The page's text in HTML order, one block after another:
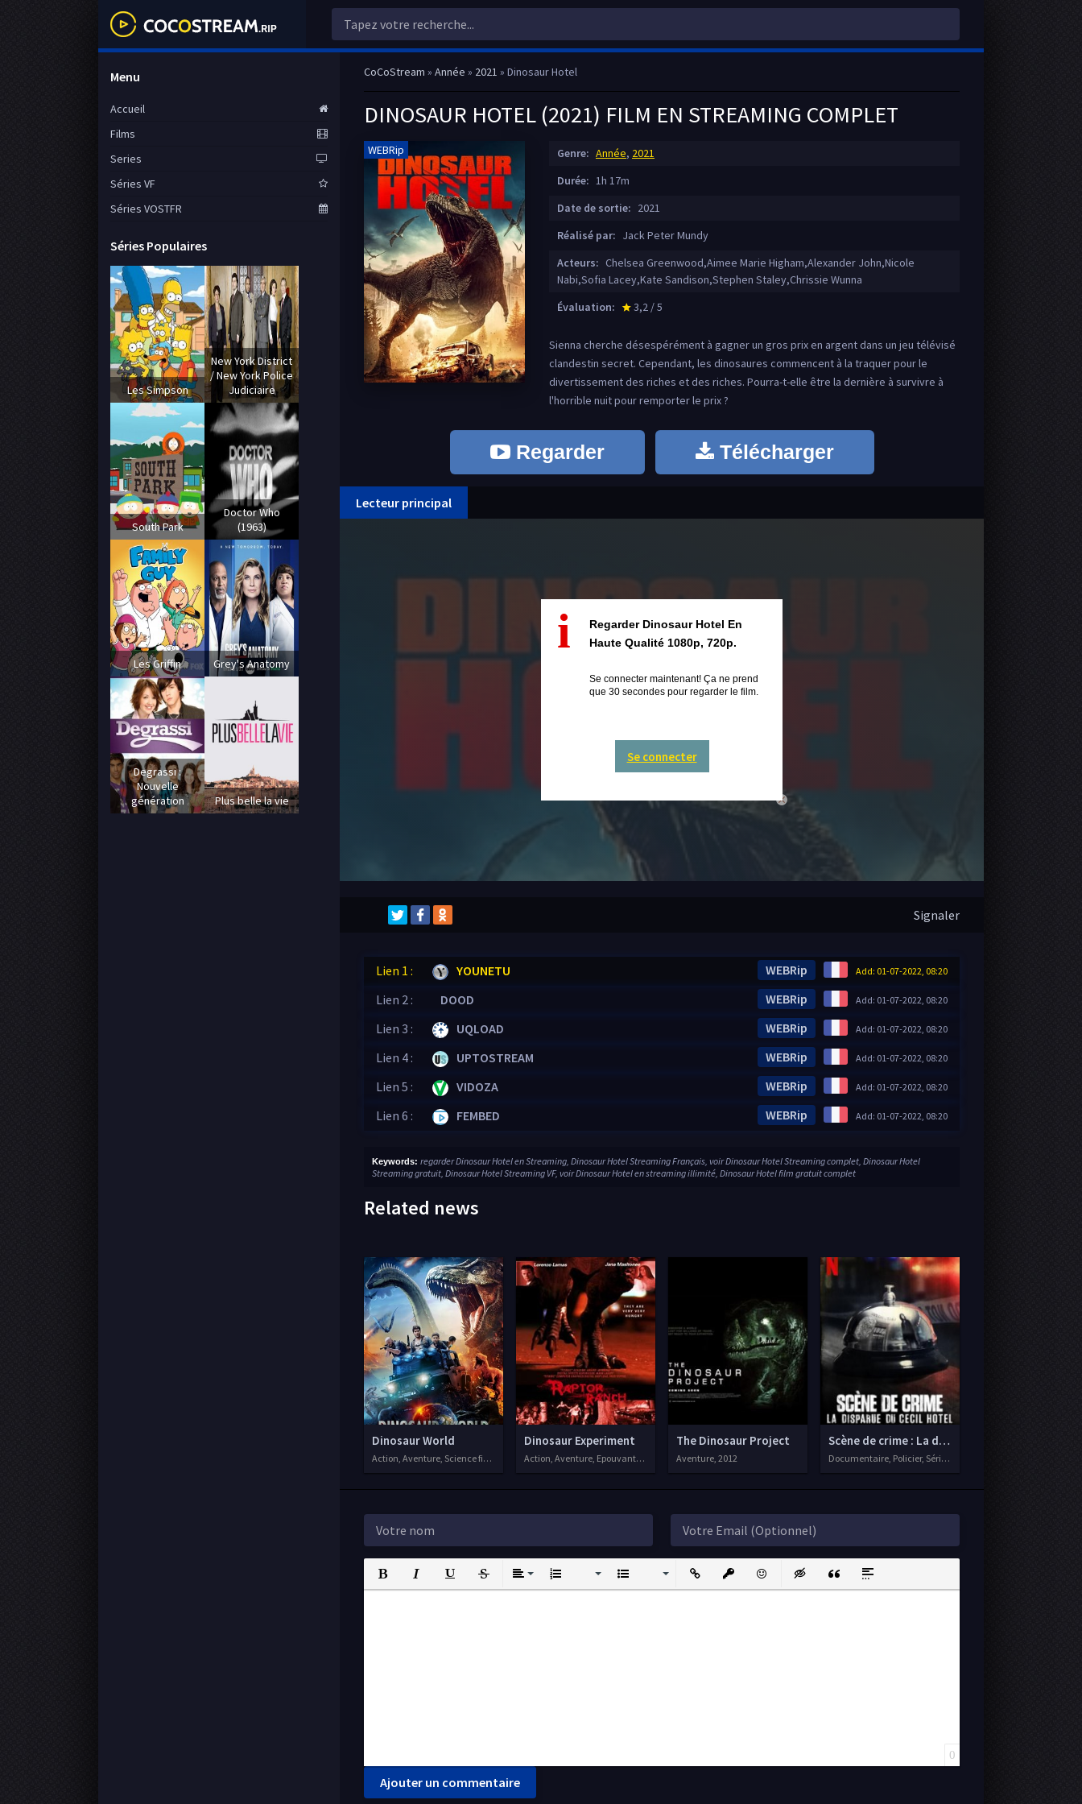
CoCoStream » Année » 2021 » Dinosaur Hotel
DINOSAUR HOTEL (2021) FILM EN STREAMING COMPLET
WEBRip Genre: Année, 2021
Durée: 1h 17m
Date de sortie: 2021
Réalisé par: Jack Peter Mundy
Acteurs: Chelsea Greenwood,Aimee Marie Higham,Alexander John,Nicole
Nabi,Sofia Lacey,Kate Sandison,Stephen Staley,Chrissie Wunna
Évaluation:
star_rate
3,2 / 5
Sienna cherche désespérément à gagner un gros prix en argent dans un jeu télévisé
clandestin secret. Cependant, les dinosaures commencent à la traquer pour le
divertissement des riches et des riches. Pourra-t-elle être la dernière à survivre à
l'horrible nuit pour remporter le prix ?
Regarder Télécharger
Lecteur principal
close
i
Regarder Dinosaur Hotel En
Haute Qualité 1080p, 720p.
Se connecter maintenant! Ça ne prend
que 30 secondes pour regarder le film.
Se connecter
Signaler
Lien 1 : YOUNETU Add: 01-07-2022, 08:20
WEBRip
Lien 2 :
DOOD Add: 01-07-2022, 08:20
WEBRip
Lien 3 :
UQLOAD Add: 01-07-2022, 08:20
WEBRip
Lien 4 :
UPTOSTREAM Add: 01-07-2022, 08:20
WEBRip
Lien 5 :
VIDOZA Add: 01-07-2022, 08:20
WEBRip
Lien 6 :
FEMBED Add: 01-07-2022, 08:20
WEBRip
Keywords: regarder Dinosaur Hotel en Streaming, Dinosaur Hotel Streaming Français, voir Dinosaur Hotel Streaming complet, Dinosaur Hotel
Streaming gratuit, Dinosaur Hotel Streaming VF, voir Dinosaur Hotel en streaming illimité, Dinosaur Hotel film gratuit complet
Related news
Dinosaur World
Action, Aventure, Science fiction
Dinosaur Experiment
Action, Aventure, Epouvante-horreur, 2015
The Dinosaur Project
Aventure, 2012
Scène de crime : La disparue du Cecil Hotel
Documentaire, Policier, Séries VF, 2021
Bold Italic UnderlineStrikethrough
AlignOrdered List Unordered ListInsert LinkInsert protected link
EmoticonsInsert hidden text
Insert QuoteInsert spoiler
0
Ajouter un commentaire
Menu
Accueil
Films
Series
Séries VF
Séries VOSTFR
Séries Populaires
Les Simpson
New York District
/ New York Police
Judiciaire
South Park
Doctor Who
(1963)
Les Griffin Grey's Anatomy
Degrassi :
Nouvelle
génération
Plus belle la vie